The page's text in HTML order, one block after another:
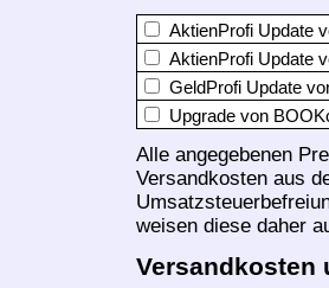
AktienProfi Update
AktienProfi Update
GeldProfi Update
Upgrade von
Alle angegebenen
Versandkosten aus
weisen diese daher
Versandkosten